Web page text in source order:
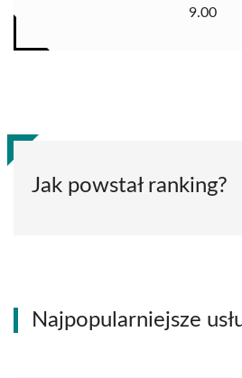
9.00
Jak powstał ranking?
Najpopularniejsze